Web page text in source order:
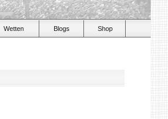
Wetten Blogs Shop